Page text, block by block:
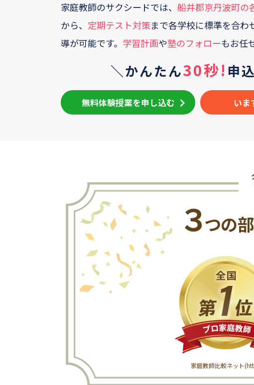
家庭教師のサクシードでは、 船井郡京丹波町の
から、 定期テスト対策まで各学校に標準を合わ
導が可能です。 学習計画や塾のフォローもお任
＼かんたん30秒! 申
無料体験授業を申し込む いま
３つの
家庭教師比較ネット(